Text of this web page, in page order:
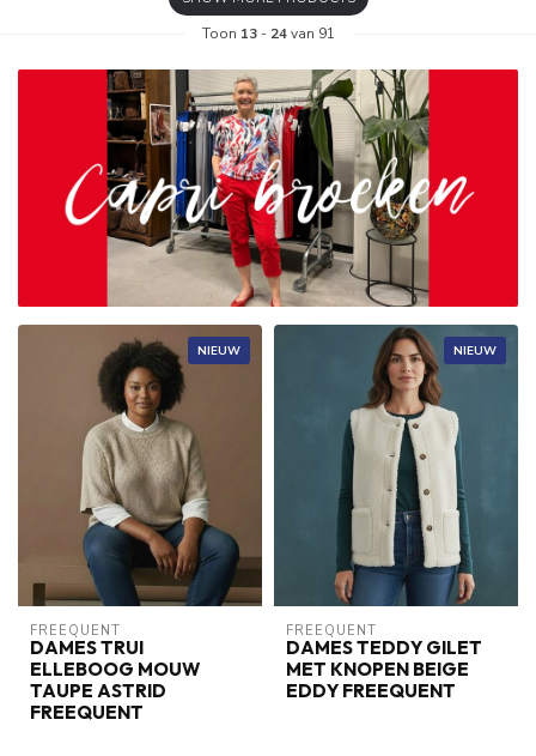
Toon 13- 24van 91
NIEUW
FREEQUENT
DAMES TRUI
ELLEBOOG MOUW
TAUPE ASTRID
FREEQUENT
NIEUW
FREEQUENT
DAMES TEDDY GILET
MET KNOPEN BEIGE
EDDY FREEQUENT